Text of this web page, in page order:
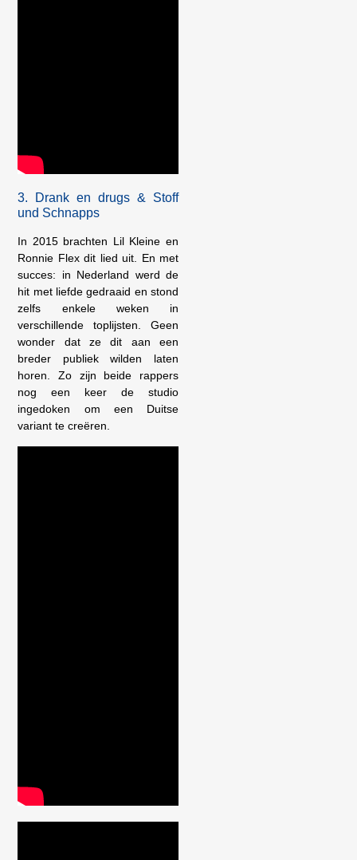
3. Drank en drugs & Stoff
und Schnapps
In 2015 brachten Lil Kleine en
Ronnie Flex dit lied uit. En met
succes: in Nederland werd de
hit met liefde gedraaid en stond
zelfs enkele weken in
verschillende toplijsten. Geen
wonder dat ze dit aan een
breder publiek wilden laten
horen. Zo zijn beide rappers
nog een keer de studio
ingedoken om een Duitse
variant te creëren.